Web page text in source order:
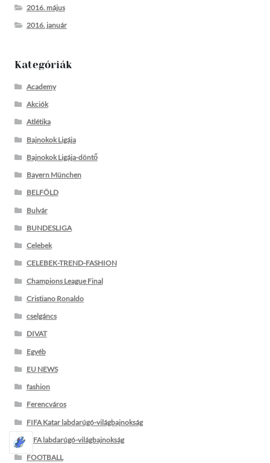
2016. május
2016. január
Kategóriák
Academy
Akciók
Atlétika
Bajnokok Ligája
Bajnokok Ligája-döntő
Bayern München
BELFÖLD
Bulvár
BUNDESLIGA
Celebek
CELEBEK-TREND-FASHION
Champions League Final
Cristiano Ronaldo
cselgáncs
DIVAT
Egyéb
EU NEWS
fashion
Ferencváros
FIFA Katar labdarúgó-világbajnokság
FIFA labdarúgó-világbajnokság
FOOTBALL